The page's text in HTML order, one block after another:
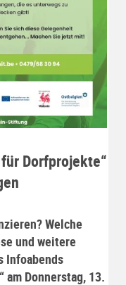
Dorfprojekte“
Welche
und weitere
Infoabends
Donnerstag, 13.